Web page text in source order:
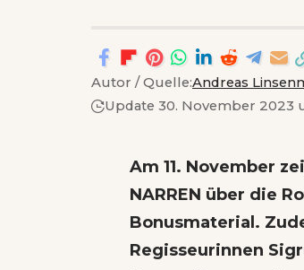
Autor / Quelle:Andreas
Update 30. November 2023
Am 11. November
NARREN über die
Bonusmaterial.
Regisseurinnen